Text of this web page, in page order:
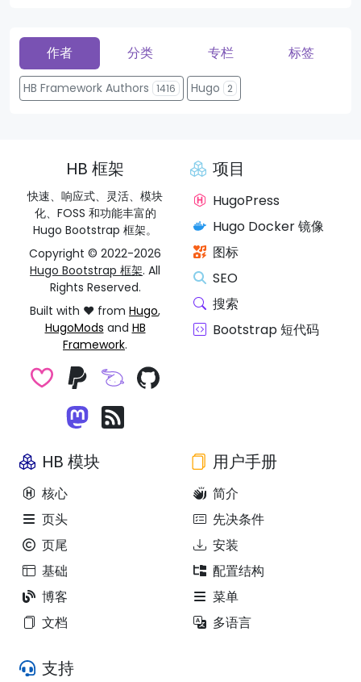
作者 分类 专栏 标签
HB Framework Authors 1416 Hugo 2
HB 框架
快速、响应式、灵活、模块
化、FOSS 和功能丰富的
Hugo Bootstrap 框架。
Copyright © 2022-2026
Hugo Bootstrap 框架. All
Rights Reserved.
Built with ❤️ from Hugo,
HugoMods and HB
Framework.
项目
HugoPress
Hugo Docker 镜像
图标
SEO
搜索
Bootstrap 短代码
HB 模块
核心
页头
页尾
基础
博客
文档
用户手册
简介
先决条件
安装
配置结构
菜单
多语言
支持